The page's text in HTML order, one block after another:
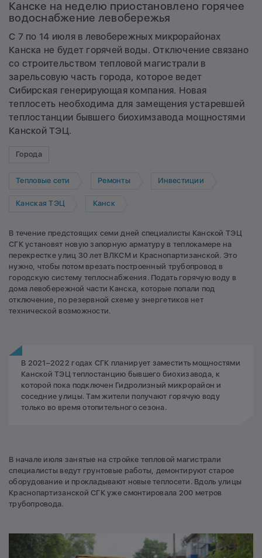
Канске на неделю приостановлено горячее
водоснабжение левобережья
С 7 по 14 июля в левобережных микрорайонах
Канска не будет горячей воды. Отключение связано
со строительством тепловой магистрали в
зарельсовую часть города, которое ведет
Сибирская генерирующая компания. Новая
теплосеть необходима для замещения устаревшей
теплостанции бывшего биохимзавода мощностями
Канской ТЭЦ.
Города
Тепловые сети Ремонты Инвестиции
Канская ТЭЦ Канск
В течение предстоящих семи дней специалисты Канской ТЭЦ
СГК установят новую запорную арматуру в теплокамере на
перекрестке улиц 30 лет ВЛКСМ и Краснопартизанской. Это
нужно, чтобы потом врезать построенный трубопровод в
городскую систему теплоснабжения. Подать горячую воду в
дома левобережной части Канска, которые попали под
отключение, по резервной схеме у энергетиков нет
технической возможности.
В 2021–2022 годах СГК планирует заместить мощностями
Канской ТЭЦ теплостанцию бывшего биохизавода, к
которой пока подключен Гидролизный микрорайон и
соседние улицы. Там жители получают горячую воду
только во время отопительного сезона.
В начале июля занятые на стройке тепловой магистрали
специалисты ведут грунтовые работы, демонтируют старое
оборудование и прокладывают новые теплосети. Вдоль улицы
Краснопартизанской СГК уже смонтировала 200 метров
трубопровода.